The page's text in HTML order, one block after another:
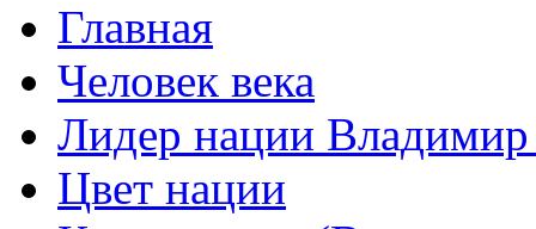
Главная
Человек века
Лидер нации
Цвет нации